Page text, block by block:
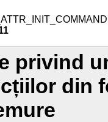
privind
din